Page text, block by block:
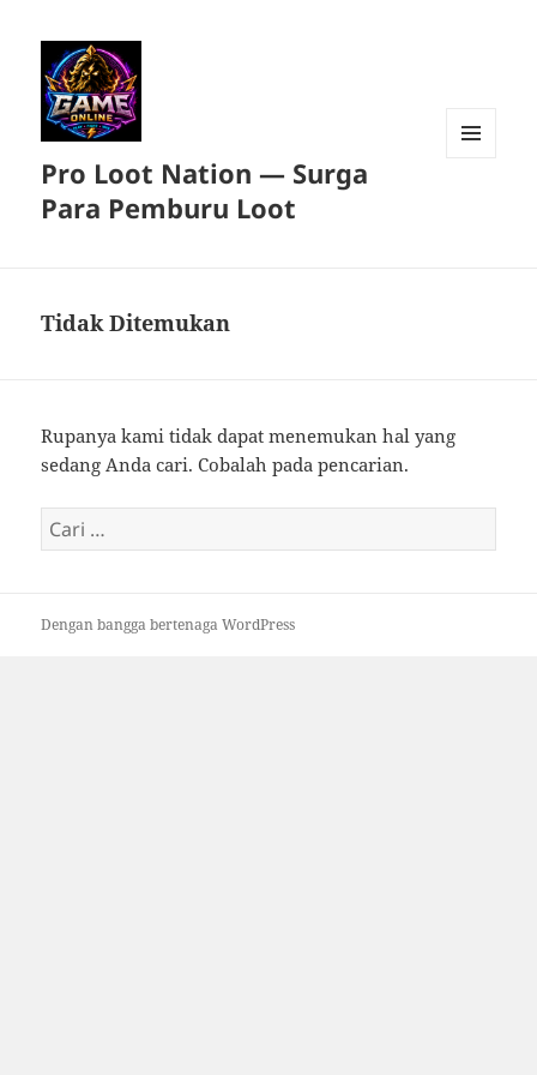
Pro Loot Nation — Surga
Para Pemburu Loot
Tidak Ditemukan
Rupanya kami tidak dapat menemukan hal yang
sedang Anda cari. Cobalah pada pencarian.
Cari
untuk:
Dengan bangga bertenaga WordPress